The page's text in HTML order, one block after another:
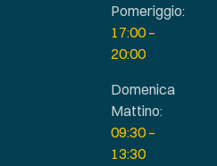
Pomeriggio:
17:00 –
20:00
Domenica
Mattino:
09:30 –
13:30